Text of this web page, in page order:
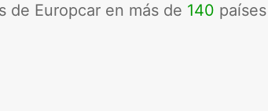
de Europcar en más de 140 países